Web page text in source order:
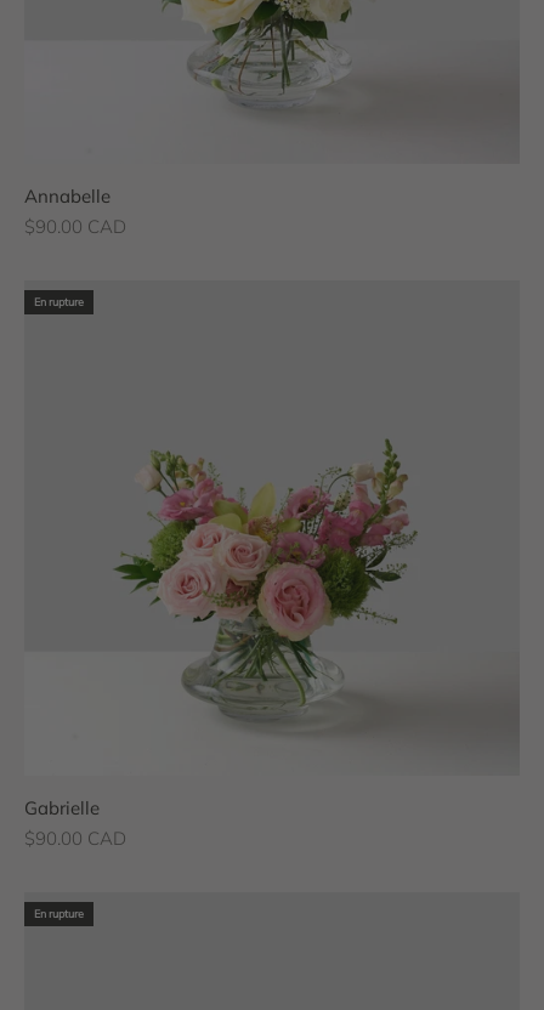
Annabelle
Prix de vente
$90.00 CAD
En rupture
Gabrielle
Prix de vente
$90.00 CAD
En rupture